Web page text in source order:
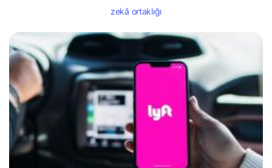
zekâ ortaklığı